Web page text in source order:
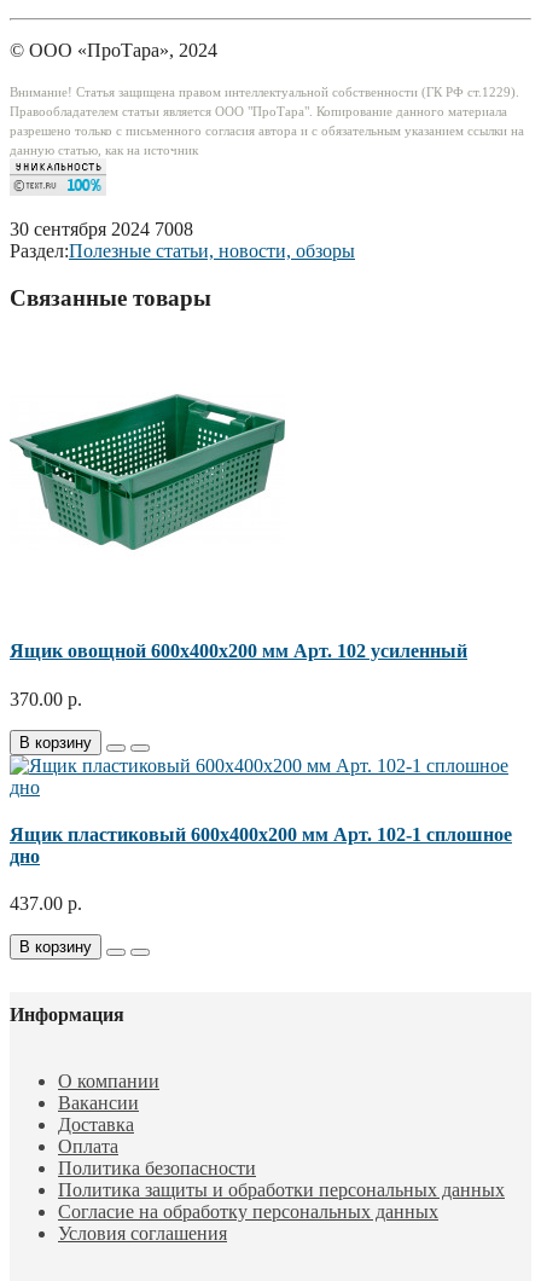
© ООО «ПроТара», 2024
Внимание! Статья защищена правом интеллектуальной собственности (ГК РФ ст.1229).
Правообладателем статьи является ООО "ПроТара". Копирование данного материала
разрешено только c письменного согласия автора и с обязательным указанием ссылки на
данную статью, как на источник
30 сентября 2024 7008
Раздел:Полезные статьи, новости, обзоры
Связанные товары
Ящик овощной 600x400x200 мм Арт. 102 усиленный
370.00 р.
В корзину
Ящик пластиковый 600x400x200 мм Арт. 102-1 сплошное
дно
437.00 р.
В корзину
Информация
О компании
Вакансии
Доставка
Оплата
Политика безопасности
Политика защиты и обработки персональных данных
Согласие на обработку персональных данных
Условия соглашения